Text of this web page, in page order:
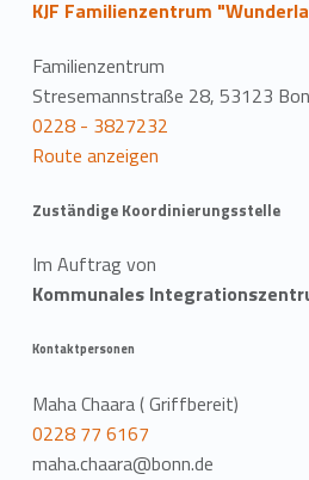
KJF Familienzentrum
Familienzentrum
Stresemannstraße 28, 53123
0228 - 3827232
Route anzeigen
Zuständige Koordinierungsstelle
Im Auftrag von
Kommunales
Kontaktpersonen
Maha Chaara ( Griffbereit)
0228 77 6167
maha.chaara@bonn.de